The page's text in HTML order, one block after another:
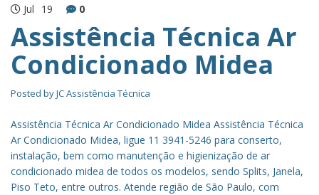
Jul 19 0
Assistência Técnica Ar
Condicionado Midea
Posted byJC Assistência Técnica
Assistência Técnica Ar Condicionado Midea Assistência Técnica
Ar Condicionado Midea, ligue 11 3941-5246 para conserto,
instalação, bem como manutenção e higienização de ar
condicionado midea de todos os modelos, sendo Splits, Janela,
Piso Teto, entre outros. Atende região de São Paulo, com